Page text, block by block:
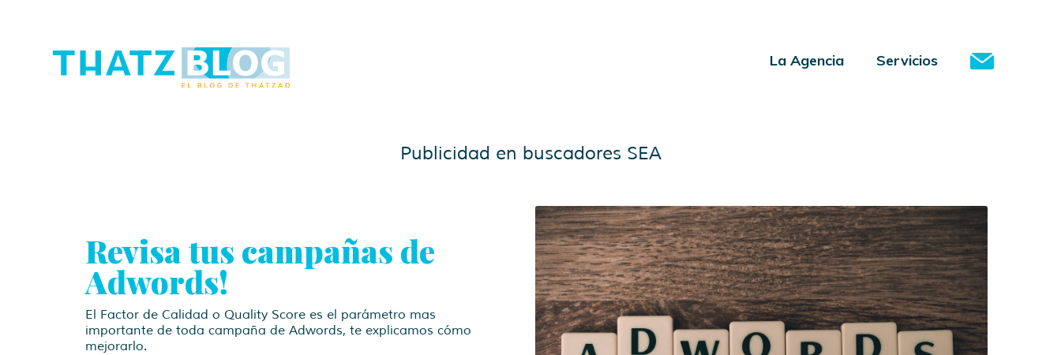
La Agencia Servicios
Publicidad en buscadores SEA
Revisa tus campañas de
Adwords!
El Factor de Calidad o Quality Score es el parámetro mas
importante de toda campaña de Adwords, te explicamos cómo
mejorarlo.